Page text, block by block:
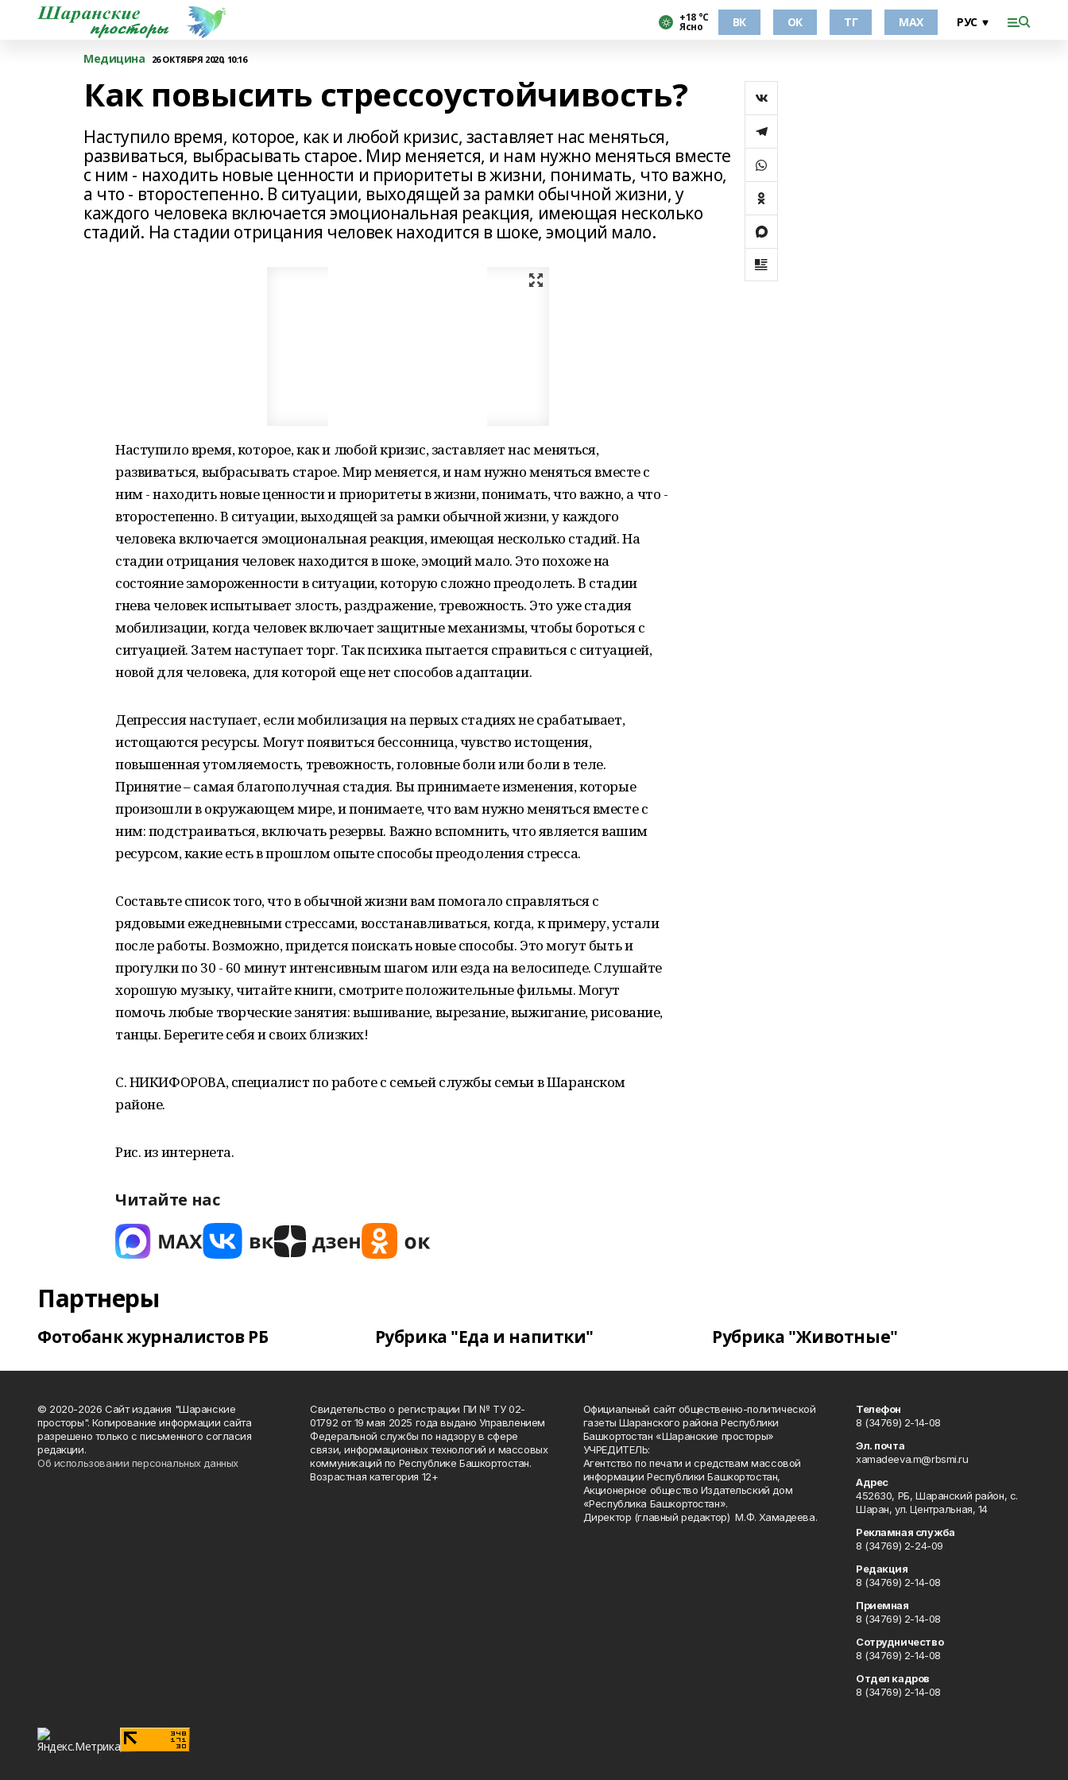
+18 °С
Ясно ВК ОК ТГ МАХ
Медицина 26 ОКТЯБРЯ 2020, 10:16
Как повысить стрессоустойчивость?
Наступило время, которое, как и любой кризис, заставляет нас меняться,
развиваться, выбрасывать старое. Мир меняется, и нам нужно меняться вместе
с ним - находить новые ценности и приоритеты в жизни, понимать, что важно,
а что - второстепенно. В ситуации, выходящей за рамки обычной жизни, у
каждого человека включается эмоциональная реакция, имеющая несколько
стадий. На стадии отрицания человек находится в шоке, эмоций мало.
Наступило время, которое, как и любой кризис, заставляет нас меняться,
развиваться, выбрасывать старое. Мир меняется, и нам нужно меняться вместе с
ним - находить новые ценности и приоритеты в жизни, понимать, что важно, а что -
второстепенно. В ситуации, выходящей за рамки обычной жизни, у каждого
человека включается эмоциональная реакция, имеющая несколько стадий. На
стадии отрицания человек находится в шоке, эмоций мало. Это похоже на
состояние замороженности в ситуации, которую сложно преодолеть. В стадии
гнева человек испытывает злость, раздражение, тревожность. Это уже стадия
мобилизации, когда человек включает защитные механизмы, чтобы бороться с
ситуацией. Затем наступает торг. Так психика пытается справиться с ситуацией,
новой для человека, для которой еще нет способов адаптации.
Депрессия наступает, если мобилизация на первых стадиях не срабатывает,
истощаются ресурсы. Могут появиться бессонница, чувство истощения,
повышенная утомляемость, тревожность, головные боли или боли в теле.
Принятие – самая благополучная стадия. Вы принимаете изменения, которые
произошли в окружающем мире, и понимаете, что вам нужно меняться вместе с
ним: подстраиваться, включать резервы. Важно вспомнить, что является вашим
ресурсом, какие есть в прошлом опыте способы преодоления стресса.
Составьте список того, что в обычной жизни вам помогало справляться с
рядовыми ежедневными стрессами, восстанавливаться, когда, к примеру, устали
после работы. Возможно, придется поискать новые способы. Это могут быть и
прогулки по 30 - 60 минут интенсивным шагом или езда на велосипеде. Слушайте
хорошую музыку, читайте книги, смотрите положительные фильмы. Могут
помочь любые творческие занятия: вышивание, вырезание, выжигание, рисование,
танцы. Берегите себя и своих близких!
С. НИКИФОРОВА, специалист по работе с семьей службы семьи в Шаранском
районе.
Рис. из интернета.
Читайте нас
Партнеры
Фотобанк журналистов РБ Рубрика "Еда и напитки" Рубрика "Животные"
© 2020-2026 Сайт издания "Шаранские
просторы". Копирование информации сайта
разрешено только с письменного согласия
редакции.
Об использовании персональных данных
Свидетельство о регистрации ПИ № ТУ 02-
01792 от 19 мая 2025 года выдано Управлением
Федеральной службы по надзору в сфере
связи, информационных технологий и массовых
коммуникаций по Республике Башкортостан.
Возрастная категория 12+
Официальный сайт общественно-политической
газеты Шаранского района Республики
Башкортостан «Шаранские просторы»
УЧРЕДИТЕЛЬ:
Агентство по печати и средствам массовой
информации Республики Башкортостан,
Акционерное общество Издательский дом
«Республика Башкортостан».
Директор (главный редактор) М.Ф. Хамадеева.
Телефон
8 (34769) 2-14-08
Эл. почта
xamadeeva.m@rbsmi.ru
Адрес
452630, РБ, Шаранский район, с.
Шаран, ул. Центральная, 14
Рекламная служба
8 (34769) 2-24-09
Редакция
8 (34769) 2-14-08
Приемная
8 (34769) 2-14-08
Сотрудничество
8 (34769) 2-14-08
Отдел кадров
8 (34769) 2-14-08